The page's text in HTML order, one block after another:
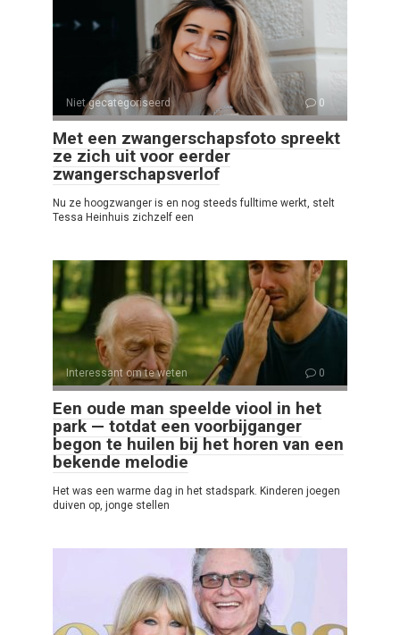
Niet gecategoriseerd 0
Met een zwangerschapsfoto spreekt
ze zich uit voor eerder
zwangerschapsverlof
Nu ze hoogzwanger is en nog steeds fulltime werkt, stelt
Tessa Heinhuis zichzelf een
Interessant om te weten 0
Een oude man speelde viool in het
park — totdat een voorbijganger
begon te huilen bij het horen van een
bekende melodie
Het was een warme dag in het stadspark. Kinderen joegen
duiven op, jonge stellen